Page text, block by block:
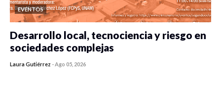
EVENTOS
Desarrollo local, tecnociencia y riesgo en
sociedades complejas
Laura Gutiérrez -Ago 05, 2026